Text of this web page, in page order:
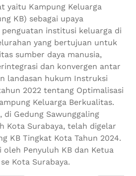
yaitu Kampung Keluarga
KB) sebagai upaya
penguatan institusi keluarga di
yang bertujuan untuk
sumber daya manusia,
dan konvergen antar
landasan hukum Instruksi
2022 tentang Optimalisasi
Keluarga Berkualitas.
di Gedung Sawunggaling
Kota Surabaya, telah digelar
KB Tingkat Kota Tahun 2024.
oleh Penyuluh KB dan Ketua
Kota Surabaya.